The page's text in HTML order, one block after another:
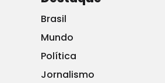
Brasil
Mundo
Política
Jornalismo
Na delegacia, descobriu-se que ela